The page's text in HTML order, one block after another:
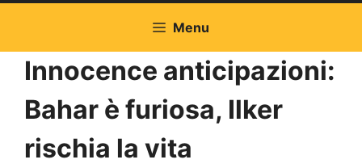
Menu
Innocence anticipazioni:
Bahar è furiosa, Ilker
rischia la vita